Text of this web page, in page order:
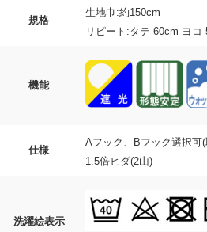
規格
生地巾:約150cm
リピート:タテ 60cm ヨコ
機能
仕様
Aフック、Bフック選択可
1.5倍ヒダ(2山)
洗濯絵表示